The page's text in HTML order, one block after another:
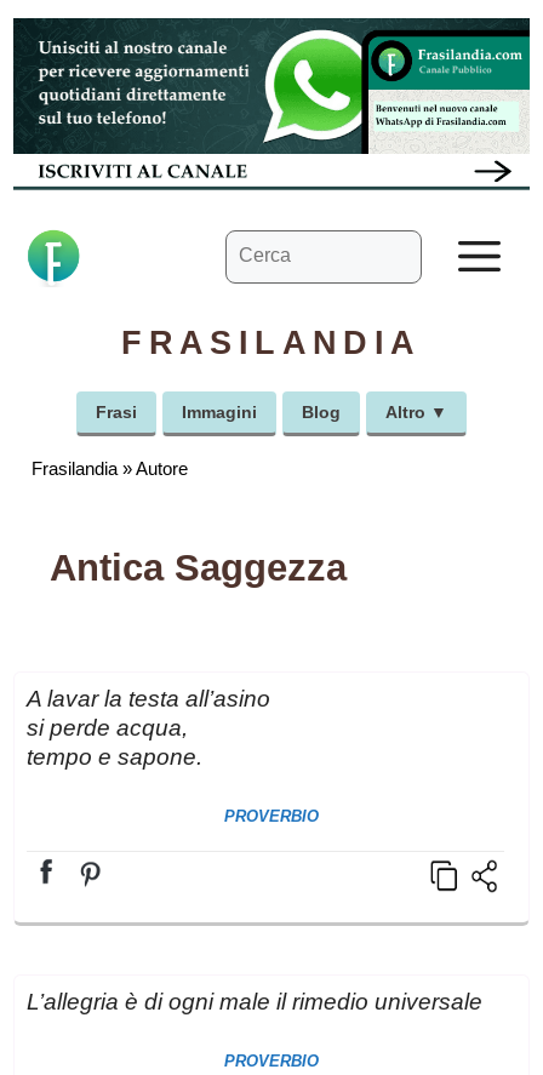
Vai
contenuto
Ricerca
per:
FRASILANDIA
Frasi Immagini Blog Altro ▼
Frasilandia »Autore
Antica Saggezza
A lavar la testa all’asino
si perde acqua,
tempo e sapone.
PROVERBIO
L’allegria è di ogni male il rimedio universale
PROVERBIO